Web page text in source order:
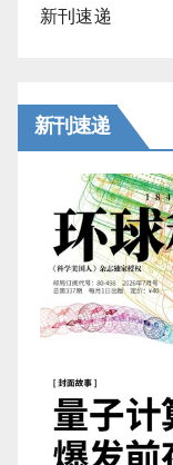
新刊速递
新刊速递